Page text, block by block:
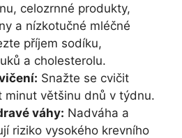
celozrnné produkty,
a nízkotučné mléčné
příjem sodíku,
a cholesterolu.
Snažte se cvičit
minut většinu dnů v týdnu.
váhy: Nadváha a
riziko vysokého krevního